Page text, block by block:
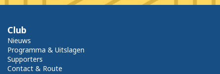
Club
Nieuws
Programma & Uitslagen
Supporters
Contact & Route